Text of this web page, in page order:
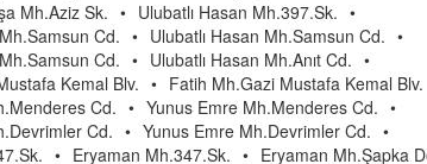
Mh.Aziz Sk. • Ulubatlı Hasan Mh.397.Sk. •
Cd. • Ulubatlı Hasan Mh.Samsun Cd. •
Cd. • Ulubatlı Hasan Mh.Anıt Cd. •
Kemal Blv. • Fatih Mh.Gazi Mustafa Kemal Blv.
Cd. • Yunus Emre Mh.Menderes Cd. •
Cd. • Yunus Emre Mh.Devrimler Cd. •
• Eryaman Mh.347.Sk. • Eryaman Mh.Şapka